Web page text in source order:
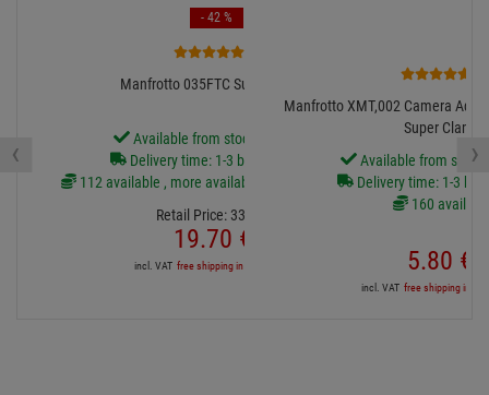
Manfrotto 035FTC Super-Clamp
Available from stock Aschheim
Delivery time: 1-3 business days
112 available , more available from central stock
Retail Price: 33.
19.70 €
incl. VAT free shipping in DE over 90€
- 42 %
Manfrotto XMT,002 Camera
Super Clamp
Available from stock
Delivery time: 1-3
160
5.80 €
incl. VAT free shipping in DE
‹ ›